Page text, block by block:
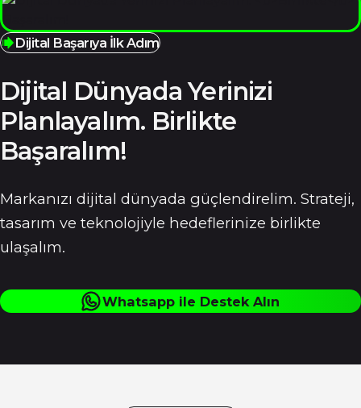
Dijital Başarıya İlk Adım
Dijital Dünyada Yerinizi
Planlayalım. Birlikte
Başaralım!
Markanızı dijital dünyada güçlendirelim. Strateji,
tasarım ve teknolojiyle hedeflerinize birlikte
ulaşalım.
Whatsapp ile Destek Alın